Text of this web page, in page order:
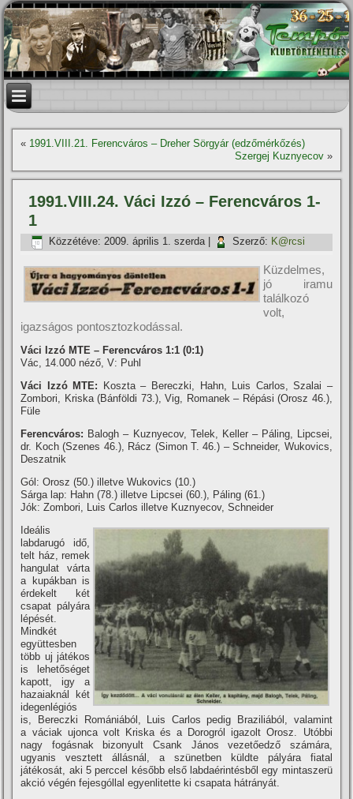
« 1991.VIII.21. Ferencváros – Dreher Sörgyár (edzőmérkőzés)
Szergej Kuznyecov»
1991.VIII.24. Váci Izzó – Ferencváros 1-
1
Közzétéve: 2009. április 1. szerda| Szerző: K@rcsi
Küzdelmes,
jó iramu
találkozó
volt,
igazságos pontosztozkodással.
Váci Izzó MTE – Ferencváros 1:1 (0:1)
Vác, 14.000 néző, V: Puhl
Váci Izzó MTE: Koszta – Bereczki, Hahn, Luis Carlos, Szalai –
Zombori, Kriska (Bánföldi 73.), Vig, Romanek – Répási (Orosz 46.),
Füle
Ferencváros: Balogh – Kuznyecov, Telek, Keller – Páling, Lipcsei,
dr. Koch (Szenes 46.), Rácz (Simon T. 46.) – Schneider, Wukovics,
Deszatnik
Gól: Orosz (50.) illetve Wukovics (10.)
Sárga lap: Hahn (78.) illetve Lipcsei (60.), Páling (61.)
Jók: Zombori, Luis Carlos illetve Kuznyecov, Schneider
Ideális
labdarugó idő,
telt ház, remek
hangulat várta
a kupákban is
érdekelt két
csapat pályára
lépését.
Mindkét
együttesben
több uj játékos
is lehetőséget
kapott, igy a
hazaiaknál két
idegenlégiós
is, Bereczki Romániából, Luis Carlos pedig Braziliából, valamint
a váciak ujonca volt Kriska és a Dorogról igazolt Orosz. Utóbbi
nagy fogásnak bizonyult Csank János vezetőedző számára,
ugyanis vesztett állásnál, a szünetben küldte pályára fiatal
játékosát, aki 5 perccel később első labdaérintésből egy mintaszerü
akció végén fejesgóllal egyenlitette ki csapata hátrányát.